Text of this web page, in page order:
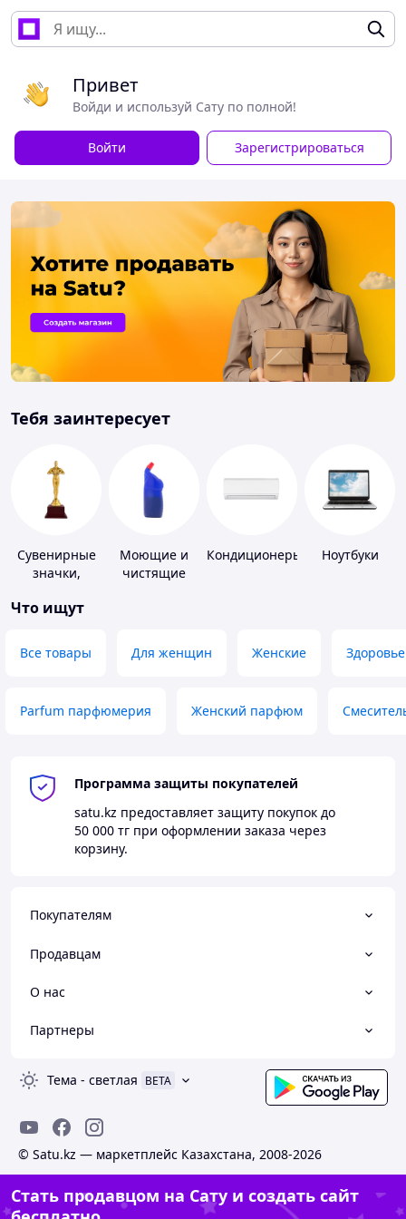
Привет
Войди и используй Сату по полной!
Войти Зарегистрироваться
Тебя заинтересует
Сувенирные
значки,
Моющие и
чистящие
Кондиционеры
Ноутбуки
Что ищут
Все товары Для женщин Женские Здоровье
Parfum парфюмерия Женский парфюм
Программа защиты покупателей
satu.kz предоставляет защиту покупок до
50 000 тг при оформлении заказа через
корзину.
Покупателям
Продавцам
О нас
Партнеры
Тема - светлая BETA
© Satu.kz — маркетплейс Казахстана, 2008-2026
Стать продавцом на Сату и создать сайт